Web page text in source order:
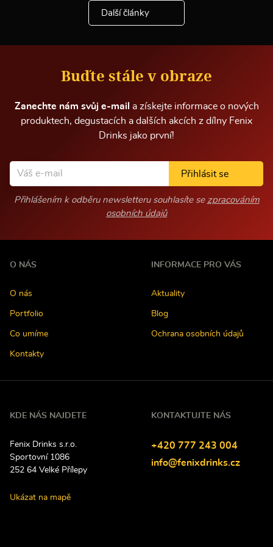
e
i
n
o
m
a
Další články
Buďte stále v obraze
Zanechte nám svůj e-mail a získejte informace o nových
produktech, degustacích a dalších akcích z dílny Fenix
Drinks jako první!
Přihlásit se
Přihlášením k odběru newsletteru souhlasíte se zpracováním
osobních údajů
O NÁS
O nás
Portfolio
Co umíme
Kontakty
INFORMACE PRO VÁS
Aktuality
Blog
Ochrana osobních údajů
KDE NÁS NAJDETE
Fenix Drinks s.r.o.
Sportovní 1086
252 64 Velké Přílepy
Ukázat na mapě
KONTAKTUJTE NÁS
Telefon:
+420 777 243 004
E-
info@fenixdrinks.cz